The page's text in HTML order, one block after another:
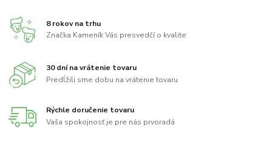
8 rokov na trhu
Značka Kameník Vás presvedčí o kvalite
30 dní na vrátenie tovaru
Predĺžili sme dobu na vrátenie tovaru
Rýchle doručenie tovaru
Vaša spokojnosť je pre nás prvoradá